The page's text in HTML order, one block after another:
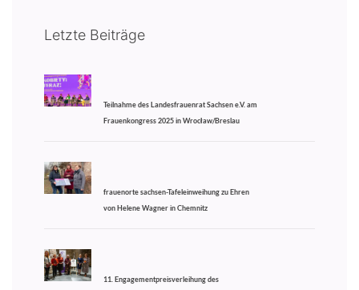
Letzte Beiträge
Teilnahme des Landesfrauenrat Sachsen e.V. am
Frauenkongress 2025 in Wrocław/Breslau
frauenorte sachsen-Tafeleinweihung zu Ehren
von Helene Wagner in Chemnitz
11. Engagementpreisverleihung des